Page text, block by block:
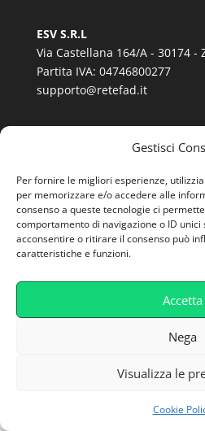
Gestisci
Per fornire le migliori esperienze,
per memorizzare e/o accedere alle
consenso a queste tecnologie ci
comportamento di navigazione o ID unici
acconsentire o ritirare il consenso può
caratteristiche e funzioni.
Accetta
Nega
Visualizza le
Cookie
ESV S.R.L
Via Castellana 164/A - 30174 -
Partita IVA: 04746800277
supporto@retefad.it
Caratteristiche Tecniche